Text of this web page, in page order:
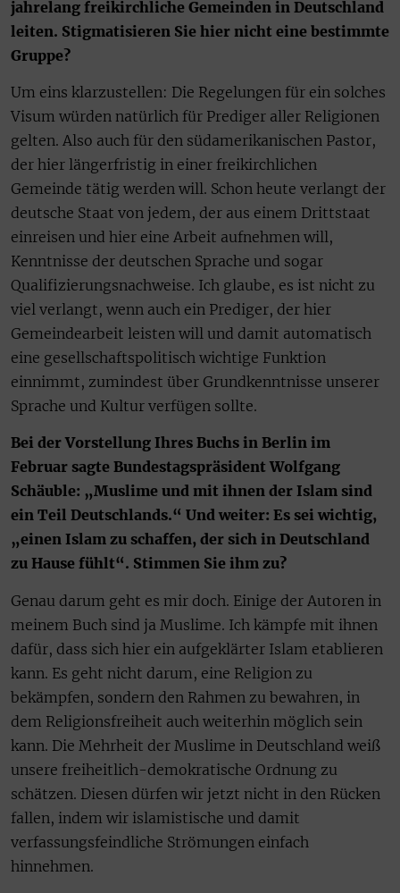
jahrelang freikirchliche Gemeinden in Deutschland
leiten. Stigmatisieren Sie hier nicht eine bestimmte
Gruppe?
Um eins klarzustellen: Die Regelungen für ein solches
Visum würden natürlich für Prediger aller Religionen
gelten. Also auch für den südamerikanischen Pastor,
der hier längerfristig in einer freikirchlichen
Gemeinde tätig werden will. Schon heute verlangt der
deutsche Staat von jedem, der aus einem Drittstaat
einreisen und hier eine Arbeit aufnehmen will,
Kenntnisse der deutschen Sprache und sogar
Qualifizierungsnachweise. Ich glaube, es ist nicht zu
viel verlangt, wenn auch ein Prediger, der hier
Gemeindearbeit leisten will und damit automatisch
eine gesellschaftspolitisch wichtige Funktion
einnimmt, zumindest über Grundkenntnisse unserer
Sprache und Kultur verfügen sollte.
Bei der Vorstellung Ihres Buchs in Berlin im
Februar sagte Bundestagspräsident Wolfgang
Schäuble: „Muslime und mit ihnen der Islam sind
ein Teil Deutschlands.“ Und weiter: Es sei wichtig,
„einen Islam zu schaffen, der sich in Deutschland
zu Hause fühlt“. Stimmen Sie ihm zu?
Genau darum geht es mir doch. Einige der Autoren in
meinem Buch sind ja Muslime. Ich kämpfe mit ihnen
dafür, dass sich hier ein aufgeklärter Islam etablieren
kann. Es geht nicht darum, eine Religion zu
bekämpfen, sondern den Rahmen zu bewahren, in
dem Religionsfreiheit auch weiterhin möglich sein
kann. Die Mehrheit der Muslime in Deutschland weiß
unsere freiheitlich-demokratische Ordnung zu
schätzen. Diesen dürfen wir jetzt nicht in den Rücken
fallen, indem wir islamistische und damit
verfassungsfeindliche Strömungen einfach
hinnehmen.